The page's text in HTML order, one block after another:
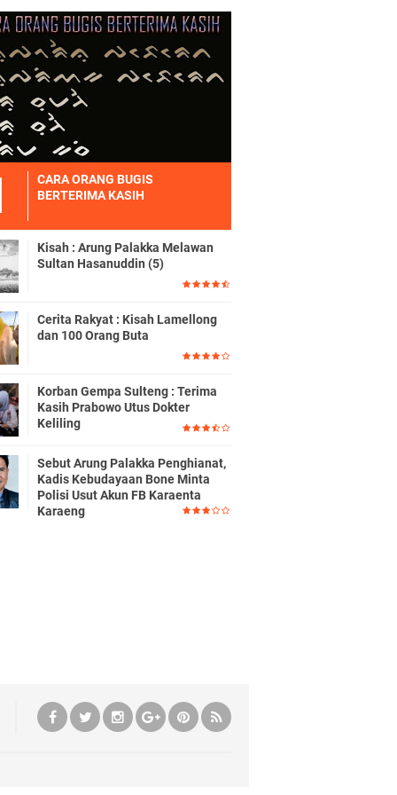
CARA ORANG BUGIS
BERTERIMA KASIH
Kisah : Arung Palakka Melawan
Sultan Hasanuddin (5)
Cerita Rakyat : Kisah Lamellong
dan 100 Orang Buta
Korban Gempa Sulteng : Terima
Kasih Prabowo Utus Dokter
Keliling
Sebut Arung Palakka Penghianat,
Kadis Kebudayaan Bone Minta
Polisi Usut Akun FB Karaenta
Karaeng